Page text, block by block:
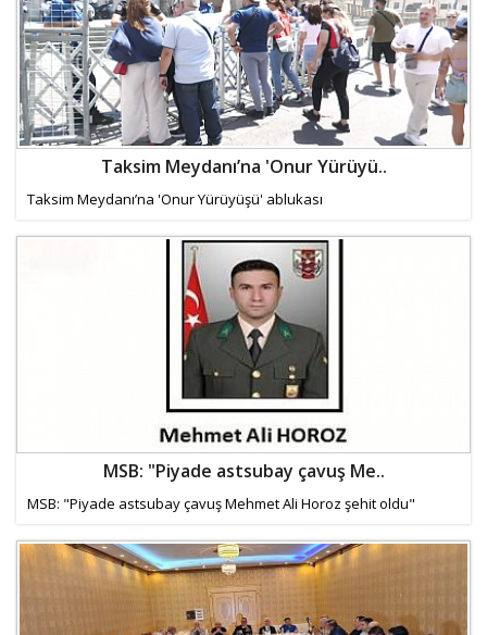
Taksim Meydanı’na 'Onur Yürüyü..
Taksim Meydanı’na 'Onur Yürüyüşü' ablukası
MSB: "Piyade astsubay çavuş Me..
MSB: "Piyade astsubay çavuş Mehmet Ali Horoz şehit oldu"